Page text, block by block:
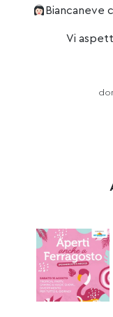
Biancaneve
Vi